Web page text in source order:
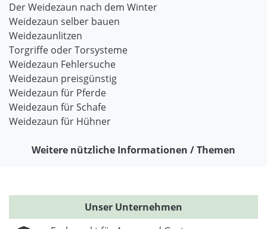
Der Weidezaun nach dem Winter
Weidezaun selber bauen
Weidezaunlitzen
Torgriffe oder Torsysteme
Weidezaun Fehlersuche
Weidezaun preisgünstig
Weidezaun für Pferde
Weidezaun für Schafe
Weidezaun für Hühner
Weitere nützliche Informationen / Themen
Unser Unternehmen